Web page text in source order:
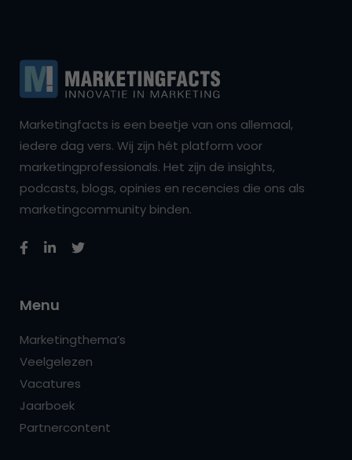
Marketingfacts is een beetje van ons allemaal,
iedere dag vers. Wij zijn hét platform voor
marketingprofessionals. Het zijn de insights,
podcasts, blogs, opinies en recencies die ons als
marketingcommunity binden.
Menu
Marketingthema’s
Veelgelezen
Vacatures
Jaarboek
Partnercontent